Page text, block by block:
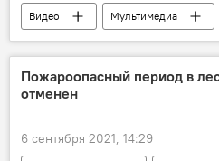
Видео
Мультимедиа
Новости России
Россия
ФСБ России
терроризм
Пожароопасный период в
отменен
6 сентября 2021, 14:29